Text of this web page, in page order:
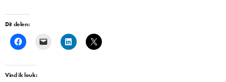
Dit delen:
Vind ik leuk: